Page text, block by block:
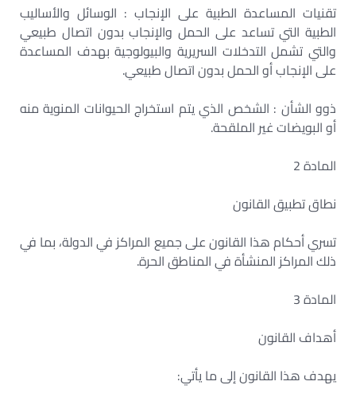
تقنيات المساعدة الطبية على الإنجاب : الوسائل والأساليب
الطبية التي تساعد على الحمل والإنجاب بدون اتصال طبيعي
والتي تشمل التدخلات السريرية والبيولوجية بهدف المساعدة
على الإنجاب أو الحمل بدون اتصال طبيعي.
ذوو الشأن : الشخص الذي يتم استخراج الحيوانات المنوية منه
أو البويضات غير الملقحة.
المادة 2
نطاق تطبيق القانون
تسري أحكام هذا القانون على جميع المراكز في الدولة، بما في
ذلك المراكز المنشأة في المناطق الحرة.
المادة 3
أهداف القانون
يهدف هذا القانون إلى ما يأتي: